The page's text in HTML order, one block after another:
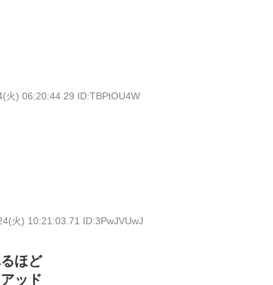
火) 06:20:44.29 ID:TBPtOU4W
火) 10:21:03.71 ID:3PwJVUwJ
ほど
ッド